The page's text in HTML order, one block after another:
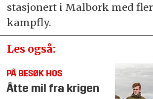
stasjonert i Malbork med
kampfly.
Les også:
PÅ BESØK HOS
Åtte mil fra krigen